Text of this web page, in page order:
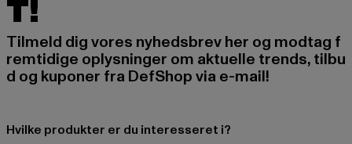
T!
Tilmeld dig vores nyhedsbrev her og modtag f
remtidige oplysninger om aktuelle trends, tilbu
d og kuponer fra DefShop via e-mail!
Hvilke produkter er du interesseret i?